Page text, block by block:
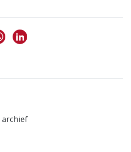
op Bluesky
dit item op Facebook
via WhatsApp
archief